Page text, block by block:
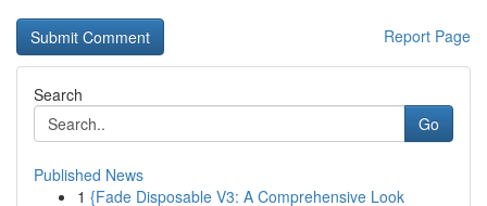
Report Page
Search
Go
Published News
1 {Fade Disposable V3: A Comprehensive Look